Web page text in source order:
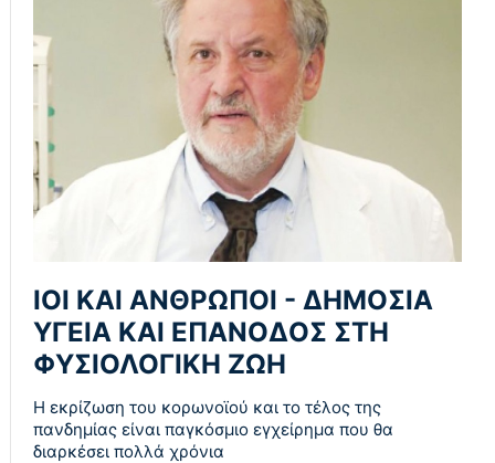
ΙΟΙ ΚΑΙ ΑΝΘΡΩΠΟΙ - ΔΗΜΟΣΙΑ
ΥΓΕΙΑ ΚΑΙ ΕΠΑΝΟΔΟΣ ΣΤΗ
ΦΥΣΙΟΛΟΓΙΚΗ ΖΩΗ
Η εκρίζωση του κορωνοϊού και το τέλος της
πανδημίας είναι παγκόσμιο εγχείρημα που θα
διαρκέσει πολλά χρόνια